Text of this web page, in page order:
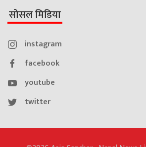
सोसल मिडिया
instagram
facebook
youtube
twitter